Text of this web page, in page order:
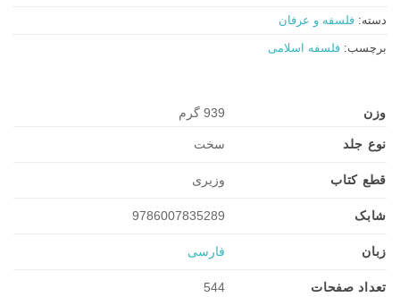
دسته: فلسفه و عرفان
برچسب: فلسفه اسلامی
وزن 939 گرم
نوع جلد سخت
قطع کتاب وزیری
شابک 9786007835289
زبان فارسی
تعداد صفحات 544